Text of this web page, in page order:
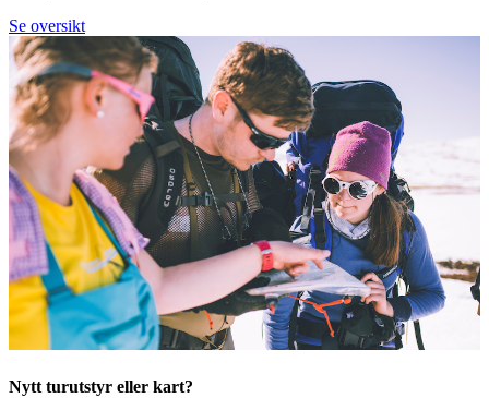
Se oversikt
Nytt turutstyr eller kart?